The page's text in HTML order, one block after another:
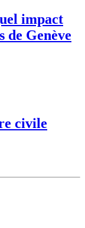
impact
de Genève
civile